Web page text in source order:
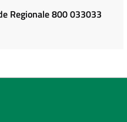
Regionale 800 033033